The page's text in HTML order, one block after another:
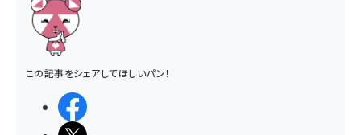
この記事をシェアしてほしいパン！